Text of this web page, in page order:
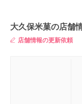
大久保米菓の店舗
店舗情報の更新依頼